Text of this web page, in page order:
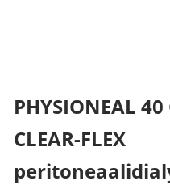
PHYSIONEAL 40
CLEAR-FLEX